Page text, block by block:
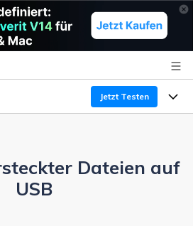
Jetzt Testen
Windows
Dateien auf
USB